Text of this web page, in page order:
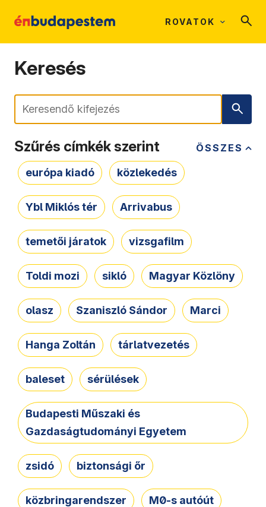
ROVATOK
Keresés
Keresés
ÖSSZES
Szűrés címkék szerint
európa kiadó közlekedés
Ybl Miklós tér Arrivabus
temetői járatok vizsgafilm
Toldi mozi sikló Magyar Közlöny
olasz Szaniszló Sándor Marci
Hanga Zoltán tárlatvezetés
baleset sérülések
Budapesti Műszaki és
Gazdaságtudományi Egyetem
zsidó biztonsági őr
közbringarendszer M0-s autóút